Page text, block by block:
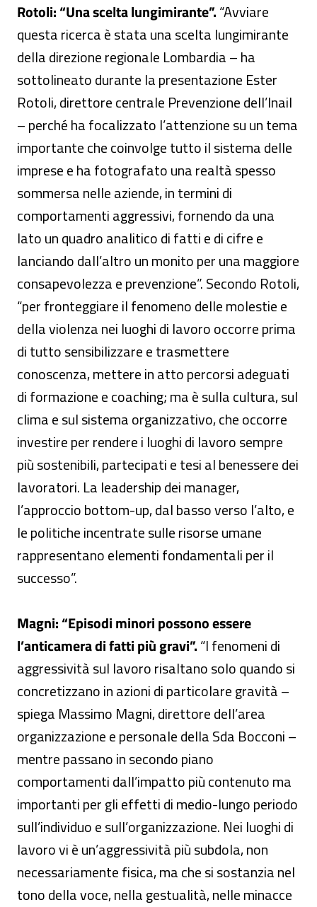
Rotoli: “Una scelta lungimirante”.“Avviare
questa ricerca è stata una scelta lungimirante
della direzione regionale Lombardia – ha
sottolineato durante la presentazione Ester
Rotoli, direttore centrale Prevenzione dell’Inail
– perché ha focalizzato l’attenzione su un tema
importante che coinvolge tutto il sistema delle
imprese e ha fotografato una realtà spesso
sommersa nelle aziende, in termini di
comportamenti aggressivi, fornendo da una
lato un quadro analitico di fatti e di cifre e
lanciando dall’altro un monito per una maggiore
consapevolezza e prevenzione”. Secondo Rotoli,
“per fronteggiare il fenomeno delle molestie e
della violenza nei luoghi di lavoro occorre prima
di tutto sensibilizzare e trasmettere
conoscenza, mettere in atto percorsi adeguati
di formazione e coaching; ma è sulla cultura, sul
clima e sul sistema organizzativo, che occorre
investire per rendere i luoghi di lavoro sempre
più sostenibili, partecipati e tesi al benessere dei
lavoratori. La leadership dei manager,
l’approccio bottom-up, dal basso verso l’alto, e
le politiche incentrate sulle risorse umane
rappresentano elementi fondamentali per il
successo”.
Magni: “Episodi minori possono essere
l’anticamera di fatti più gravi”.“I fenomeni di
aggressività sul lavoro risaltano solo quando si
concretizzano in azioni di particolare gravità –
spiega Massimo Magni, direttore dell’area
organizzazione e personale della Sda Bocconi –
mentre passano in secondo piano
comportamenti dall’impatto più contenuto ma
importanti per gli effetti di medio-lungo periodo
sull’individuo e sull’organizzazione. Nei luoghi di
lavoro vi è un’aggressività più subdola, non
necessariamente fisica, ma che si sostanzia nel
tono della voce, nella gestualità, nelle minacce